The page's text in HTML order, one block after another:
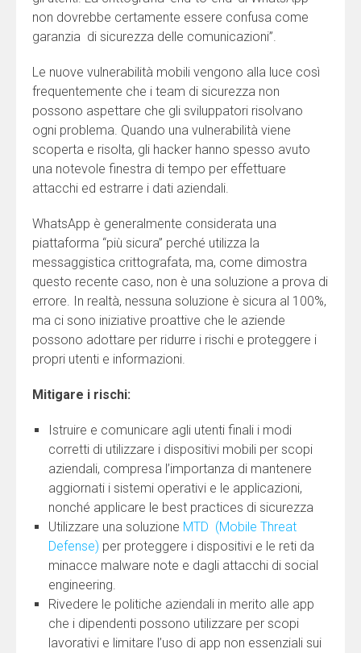
non dovrebbe certamente essere confusa come
garanzia di sicurezza delle comunicazioni”.
Le nuove vulnerabilità mobili vengono alla luce così
frequentemente che i team di sicurezza non
possono aspettare che gli sviluppatori risolvano
ogni problema. Quando una vulnerabilità viene
scoperta e risolta, gli hacker hanno spesso avuto
una notevole finestra di tempo per effettuare
attacchi ed estrarre i dati aziendali.
WhatsApp è generalmente considerata una
piattaforma “più sicura” perché utilizza la
messaggistica crittografata, ma, come dimostra
questo recente caso, non è una soluzione a prova di
errore. In realtà, nessuna soluzione è sicura al 100%,
ma ci sono iniziative proattive che le aziende
possono adottare per ridurre i rischi e proteggere i
propri utenti e informazioni.
Mitigare i rischi:
Istruire e comunicare agli utenti finali i modi
corretti di utilizzare i dispositivi mobili per scopi
aziendali, compresa l’importanza di mantenere
aggiornati i sistemi operativi e le applicazioni,
nonché applicare le best practices di sicurezza
Utilizzare una soluzione MTD (Mobile Threat
Defense) per proteggere i dispositivi e le reti da
minacce malware note e dagli attacchi di social
engineering.
Rivedere le politiche aziendali in merito alle app
che i dipendenti possono utilizzare per scopi
lavorativi e limitare l’uso di app non essenziali sui